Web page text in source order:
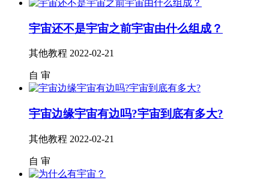
宇宙还不是宇宙之前宇宙由什么组成？
其他教程 2022-02-21
自 审
宇宙边缘宇宙有边吗?宇宙到底有多大?
其他教程 2022-02-21
自 审